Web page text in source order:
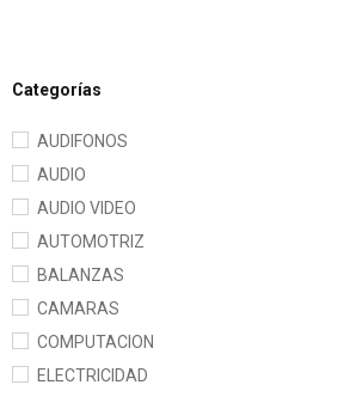
Categorías
AUDIFONOS
AUDIO
AUDIO VIDEO
AUTOMOTRIZ
BALANZAS
CAMARAS
COMPUTACION
ELECTRICIDAD